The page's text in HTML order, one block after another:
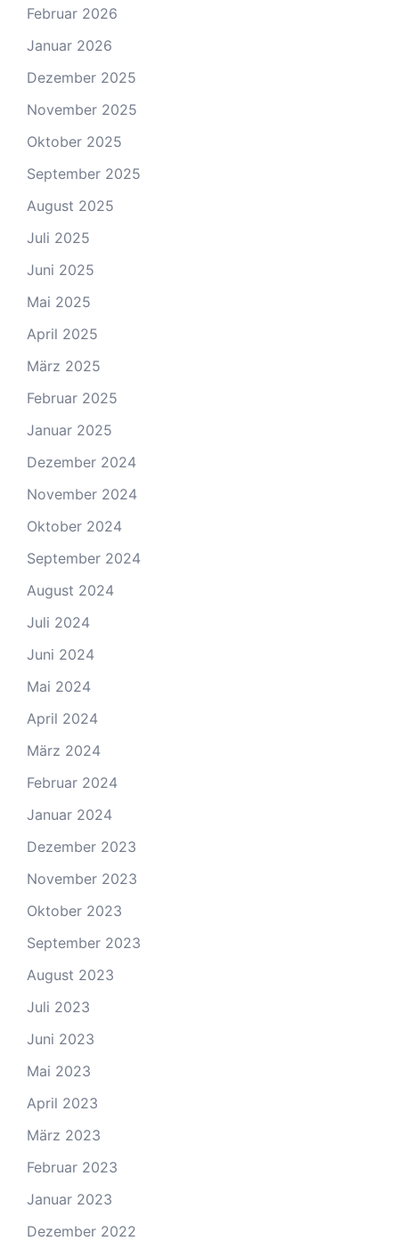
Februar 2026
Januar 2026
Dezember 2025
November 2025
Oktober 2025
September 2025
August 2025
Juli 2025
Juni 2025
Mai 2025
April 2025
März 2025
Februar 2025
Januar 2025
Dezember 2024
November 2024
Oktober 2024
September 2024
August 2024
Juli 2024
Juni 2024
Mai 2024
April 2024
März 2024
Februar 2024
Januar 2024
Dezember 2023
November 2023
Oktober 2023
September 2023
August 2023
Juli 2023
Juni 2023
Mai 2023
April 2023
März 2023
Februar 2023
Januar 2023
Dezember 2022